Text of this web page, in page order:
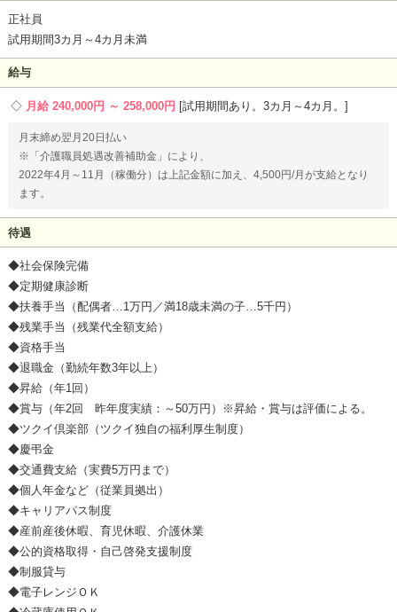
正社員
試用期間3カ月～4カ月未満
給与
月給 240,000円 ～ 258,000円 試用期間あり。3カ月～4カ月。
月末締め翌月20日払い
※「介護職員処遇改善補助金」により、
2022年4月～11月（稼働分）は上記金額に加え、4,500円/月が支給となり
ます。
待遇
◆社会保険完備
◆定期健康診断
◆扶養手当（配偶者…1万円／満18歳未満の子…5千円）
◆残業手当（残業代全額支給）
◆資格手当
◆退職金（勤続年数3年以上）
◆昇給（年1回）
◆賞与（年2回 昨年度実績：～50万円）※昇給・賞与は評価による。
◆ツクイ倶楽部（ツクイ独自の福利厚生制度）
◆慶弔金
◆交通費支給（実費5万円まで）
◆個人年金など（従業員拠出）
◆キャリアパス制度
◆産前産後休暇、育児休暇、介護休業
◆公的資格取得・自己啓発支援制度
◆制服貸与
◆電子レンジＯＫ